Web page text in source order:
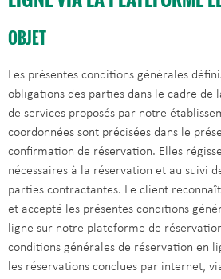
OBJET
Les présentes conditions générales
obligations des parties dans le cadre de
de services proposés par notre
coordonnées sont précisées dans le
confirmation de réservation. Elles
nécessaires à la réservation et au suivi
parties contractantes. Le client
et accepté les présentes conditions
ligne sur notre plateforme de
conditions générales de réservation en
les réservations conclues par internet,